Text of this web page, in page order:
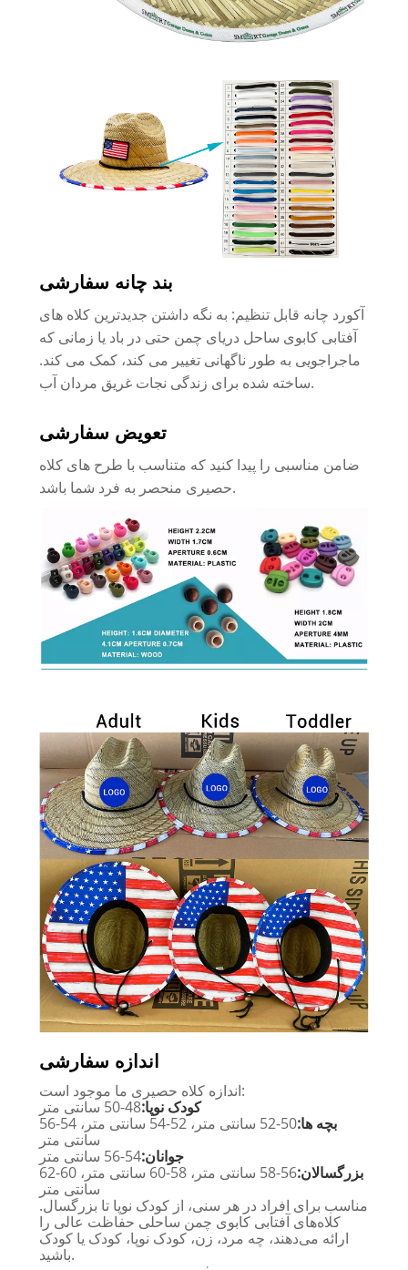
بند چانه سفارشی
آکورد چانه قابل تنظیم: به نگه داشتن جدیدترین کلاه های
آفتابی کابوی ساحل دریای چمن حتی در باد یا زمانی که
ماجراجویی به طور ناگهانی تغییر می کند، کمک می کند.
ساخته شده برای زندگی نجات غریق مردان آب.
تعویض سفارشی
ضامن مناسبی را پیدا کنید که متناسب با طرح های کلاه
حصیری منحصر به فرد شما باشد.
اندازه سفارشی
اندازه کلاه حصیری ما موجود است:
کودک نوپا:48-50 سانتی متر
بچه ها:
50-52 سانتی متر، 52-54 سانتی متر، 54-56
سانتی متر
جوانان:54-56 سانتی متر
بزرگسالان:
56-58 سانتی متر، 58-60 سانتی متر، 60-62
سانتی متر
مناسب برای افراد در هر سنی، از کودک نوپا تا بزرگسال.
کلاه‌های آفتابی کابوی چمن ساحلی حفاظت عالی را
ارائه می‌دهند، چه مرد، زن، کودک نوپا، کودک یا کودک
باشید.